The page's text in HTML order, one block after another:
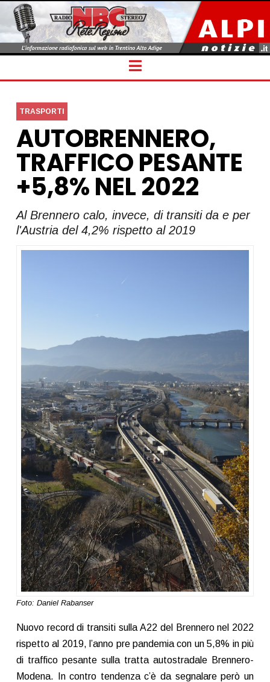
Navigation
TRASPORTI
AUTOBRENNERO,
TRAFFICO PESANTE
+5,8% NEL 2022
Al Brennero calo, invece, di transiti da e per
l'Austria del 4,2% rispetto al 2019
Foto: Daniel Rabanser
Nuovo record di transiti sulla A22 del Brennero nel 2022
rispetto al 2019, l’anno pre pandemia con un 5,8% in più
di traffico pesante sulla tratta autostradale Brennero-
Modena. In contro tendenza c’è da segnalare però un